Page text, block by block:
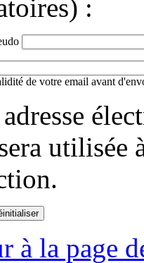
:
de votre email avant
utilisée
à la page